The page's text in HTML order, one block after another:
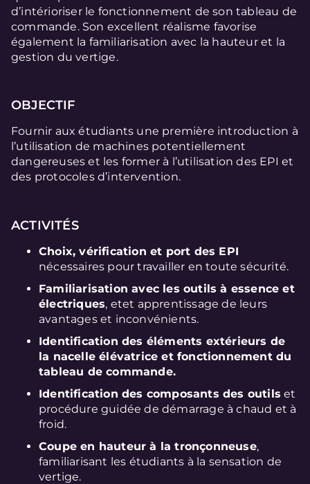
d’intérioriser le fonctionnement de son tableau de
commande. Son excellent réalisme favorise
également la familiarisation avec la hauteur et la
gestion du vertige.
OBJECTIF
Fournir aux étudiants une première introduction à
l’utilisation de machines potentiellement
dangereuses et les former à l’utilisation des EPI et
des protocoles d’intervention.
ACTIVITÉS
Choix, vérification et port des EPI
nécessaires pour travailler en toute sécurité.
Familiarisation avec les outils à essence et
électriques, etet apprentissage de leurs
avantages et inconvénients.
Identification des éléments extérieurs de
la nacelle élévatrice et fonctionnement du
tableau de commande.
Identification des composants des outils et
procédure guidée de démarrage à chaud et à
froid.
Coupe en hauteur à la tronçonneuse,
familiarisant les étudiants à la sensation de
vertige.